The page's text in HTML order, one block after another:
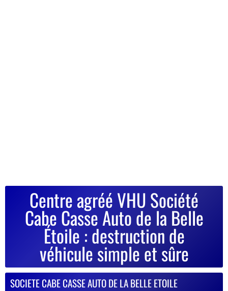
Centre agréé VHU Société
Cabe Casse Auto de la Belle
Étoile : destruction de
véhicule simple et sûre
SOCIETE CABE CASSE AUTO DE LA BELLE ETOILE